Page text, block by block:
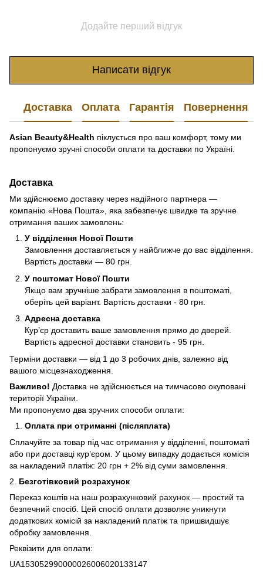
Додайте перший відгук
Написати відгук
Доставка Оплата Гарантія Повернення
Asian Beauty&Health піклується про ваш комфорт, тому ми
пропонуємо зручні способи оплати та доставки по Україні.
Доставка
Ми здійснюємо доставку через надійного партнера —
компанію «Нова Пошта», яка забезпечує швидке та зручне
отримання ваших замовлень:
У відділення Нової Пошти
Замовлення доставляється у найближче до вас відділення.
Вартість доставки — 80 грн.
У поштомат Нової Пошти
Якщо вам зручніше забрати замовлення в поштоматі,
оберіть цей варіант. Вартість доставки - 80 грн.
Адресна доставка
Кур’єр доставить ваше замовлення прямо до дверей.
Вартість адресної доставки становить - 95 грн.
Терміни доставки — від 1 до 3 робочих днів, залежно від
вашого місцезнаходження.
Важливо! Доставка не здійснюється на тимчасово окуповані
території України.
Ми пропонуємо два зручних способи оплати:
Оплата при отриманні (післяплата)
Сплачуйте за товар під час отримання у відділенні, поштоматі
або при доставці кур’єром. У цьому випадку додається комісія
за накладений платіж: 20 грн + 2% від суми замовлення.
2. Безготівковий розрахунок
Переказ коштів на наш розрахунковий рахунок — простий та
безпечний спосіб. Цей спосіб оплати дозволяє уникнути
додаткових комісій за накладений платіж та пришвидшує
обробку замовлення.
Реквізити для оплати:
UA153052990000026006020133147